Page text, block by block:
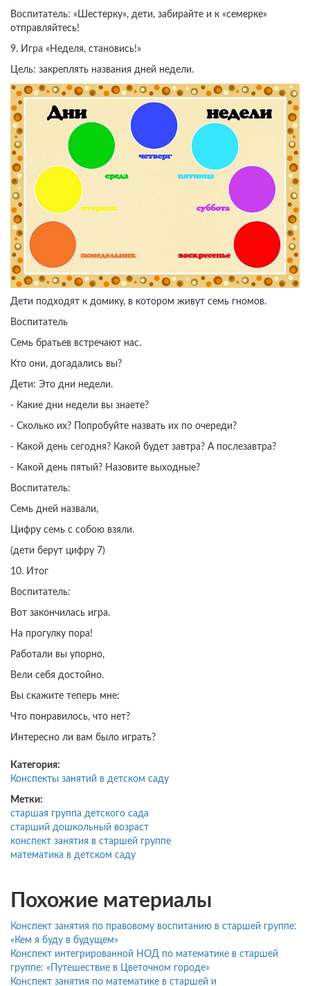
Воспитатель: «Шестерку», дети, забирайте и к «семерке»
отправляйтесь!
9. Игра «Неделя, становись!»
Цель: закреплять названия дней недели.
Дети подходят к домику, в котором живут семь гномов.
Воспитатель
Семь братьев встречают нас.
Кто они, догадались вы?
Дети: Это дни недели.
- Какие дни недели вы знаете?
- Сколько их? Попробуйте назвать их по очереди?
- Какой день сегодня? Какой будет завтра? А послезавтра?
- Какой день пятый? Назовите выходные?
Воспитатель:
Семь дней назвали,
Цифру семь с собою взяли.
(дети берут цифру 7)
10. Итог
Воспитатель:
Вот закончилась игра.
На прогулку пора!
Работали вы упорно,
Вели себя достойно.
Вы скажите теперь мне:
Что понравилось, что нет?
Интересно ли вам было играть?
Категория:
Конспекты занятий в детском саду
Метки:
старшая группа детского сада
старший дошкольный возраст
конспект занятия в старшей группе
математика в детском саду
Похожие материалы
Конспект занятия по правовому воспитанию в старшей группе:
«Кем я буду в будущем»
Конспект интегрированной НОД по математике в старшей
группе: «Путешествие в Цветочном городе»
Конспект занятия по математике в старшей и